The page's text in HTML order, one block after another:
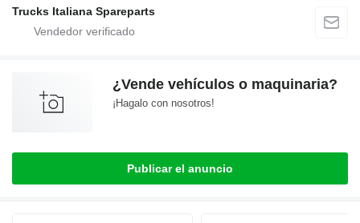
Trucks Italiana Spareparts
¿Vende vehículos o maquinaria?
¡Hagalo con nosotros!
Publicar el anuncio